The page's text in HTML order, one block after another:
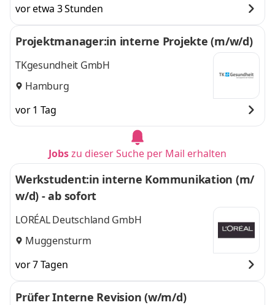
vor etwa 3 Stunden
Projektmanager:in interne Projekte (m/w/d)
TKgesundheit GmbH
Hamburg
vor 1 Tag
Jobszu dieser Suche per Mail erhalten
Werkstudent:in interne Kommunikation (m/
w/d) - ab sofort
LORÉAL Deutschland GmbH
Muggensturm
vor 7 Tagen
Prüfer Interne Revision (w/m/d)